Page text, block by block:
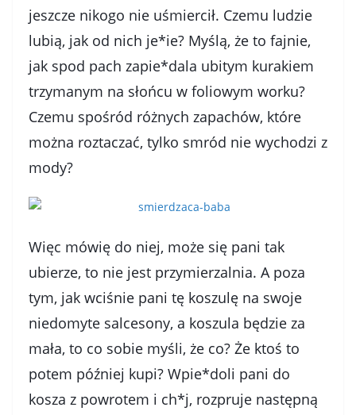
jeszcze nikogo nie uśmiercił. Czemu ludzie
lubią, jak od nich je*ie? Myślą, że to fajnie,
jak spod pach zapie*dala ubitym kurakiem
trzymanym na słońcu w foliowym worku?
Czemu spośród różnych zapachów, które
można roztaczać, tylko smród nie wychodzi z
mody?
Więc mówię do niej, może się pani tak
ubierze, to nie jest przymierzalnia. A poza
tym, jak wciśnie pani tę koszulę na swoje
niedomyte salcesony, a koszula będzie za
mała, to co sobie myśli, że co? Że ktoś to
potem później kupi? Wpie*doli pani do
kosza z powrotem i ch*j, rozpruje następną